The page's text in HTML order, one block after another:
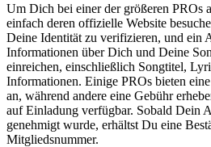
Um Dich bei einer der größeren PROs
einfach deren offizielle Website
Deine Identität zu verifizieren, und ein
Informationen über Dich und Deine
einreichen, einschließlich Songtitel,
Informationen. Einige PROs bieten
an, während andere eine Gebühr
auf Einladung verfügbar. Sobald Dein
genehmigt wurde, erhältst Du eine
Mitgliedsnummer.